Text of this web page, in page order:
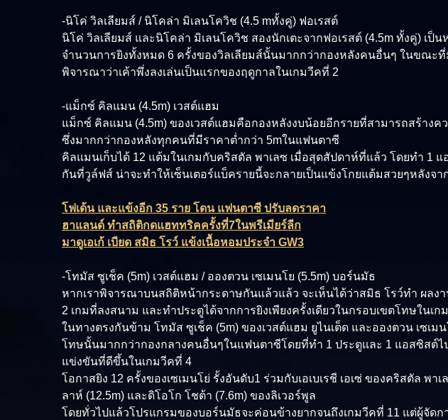
-นิโค่ วิลเลียมส์ / นิโคล่า มิเลนโควิช (4.5 mทั้งคู่) ฟอเรสต์
นิโค่ วิลเลียมส์ และนิโคล่า มิเลนโควิช สองนักเตะจากฟอเรสต์ (4.5m ทั้งคู่) เป็
จำนวนการยิงทั้งหมด 6 ครั้งของวิลเลียมส์นั้นมากกว่ากองหลังคนอื่นๆ ในขณะ
พิจารณาว่าเค้าพึ่งลงเล่นเป็นแรกของฤดูกาลในเกมวีคที่ 2
-แม็กซ์ คิลแมน (4.5m) เวสต์แฮม
แม็กซ์ คิลแมน (4.5m) ของเวสต์แฮมคือกองหลังงบน้อยอีกรายที่สามารถสร้าง
ซึ่งมากกว่ากองหลังทุกคนที่มีราคาต่ำกว่า 5mในแฟนตาซี
คิลแมนเก็บได้ 12 แต้มในเกมกับคริสตัล พาเลซ เมื่อสุดสัปดาห์ที่แล้ว โดยทำ 1
กันที่วูล์ฟส์ น่าจะทำให้เซ็นเตอร์แบ็ครายนี้จะกลายเป็นแข้งโกยแต้มสวยๆหลังจา
โฟเด้น และแข้งอีก 35 ราย โดน แฟนตาซี ปรับลดราคา
ฮาแลนด์ ทำสถิติกดแฮททริคครั้งที่7ในพรีเมียร์ลีก
มาดูเอเก้ เบียด สมิธ โรว์ แข้งเนื้อหอมประจำ GW3
-โทมัส ซูเช็ค (5m) เวสต์แฮม / อองตวน เซเมนโย (5.5m) บอร์นมัธ
หากเราพิจารณาบนสถิติหน้ากระดาษกันแล้วแล้ว จะเห็นได้ว่าสมิธ โรว์ทำ ผลง
2 เกมที่ลงสนาม และทำประตูได้จากการยิงเพียงครั้งเดียวในกรอบเขตโทษในเ
ในทางตรงกันข้าม โทมัส ซูเช็ค (5m) ของเวสต์แฮม ยูไนเต็ด และอองตวน เซเ
โทษนั้นมากกว่ากองกลางคนอื่นๆในแฟนตาซีโดยที่ทำ 1 ประตูและ 1 แอสซิสต์ไ
แข่งขันที่ดีขึ้นในเกมวีคที่ 4
โอกาสยิง 12 ครั้งของเซเมนโย่ รั้งอันดับ1 ร่วมกับเอเบเรชี เอเซ่ ของคริสตัล
ลาห์ (12.5m) และดิโอโก โชต้า (7.6m) ของลิเวอร์พูล
โดยทั่วไปแล้วโปรแกรมของบอร์นมัธจะค่อนข้างยากจนถึงเกมวีคที่ 11 แต่ผู้จัด